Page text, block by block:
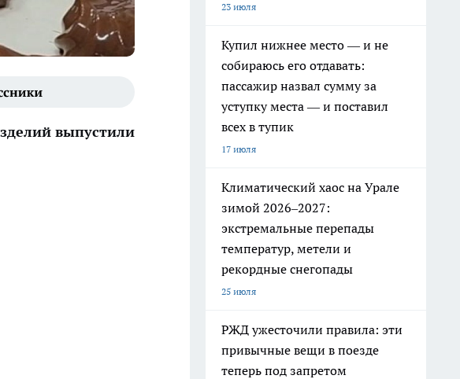
выпустили
23 июля
Купил нижнее место — и не
собираюсь его отдавать:
пассажир назвал сумму за
уступку места — и поставил
всех в тупик
17 июля
Климатический хаос на Урале
зимой 2026–2027:
экстремальные перепады
температур, метели и
рекордные снегопады
25 июля
РЖД ужесточили правила: эти
привычные вещи в поезде
теперь под запретом